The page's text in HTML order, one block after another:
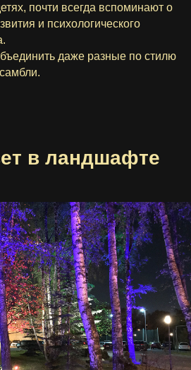
почти всегда вспоминают о
и психологического
даже разные по стилю
в ландшафте